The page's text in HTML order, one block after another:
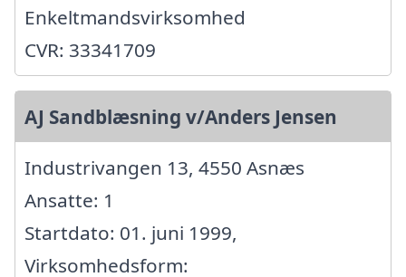
Enkeltmandsvirksomhed
CVR: 33341709
AJ Sandblæsning v/Anders Jensen
Industrivangen 13, 4550 Asnæs
Ansatte: 1
Startdato: 01. juni 1999,
Virksomhedsform: